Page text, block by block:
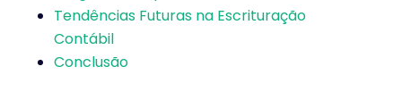
Tendências Futuras na Escrituração
Contábil
Conclusão